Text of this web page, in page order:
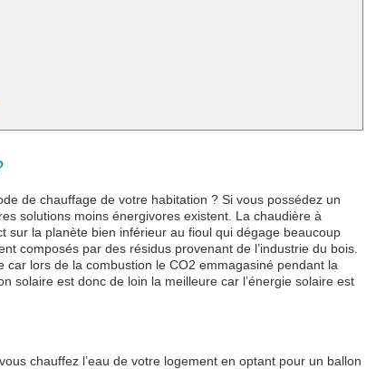
de chauffage de votre habitation ? Si vous possédez un
solutions moins énergivores existent. La chaudière à
la planète bien inférieur au fioul qui dégage beaucoup
composés par des résidus provenant de l’industrie du bois.
lors de la combustion le CO2 emmagasiné pendant la
solaire est donc de loin la meilleure car l’énergie solaire est
chauffez l’eau de votre logement en optant pour un ballon